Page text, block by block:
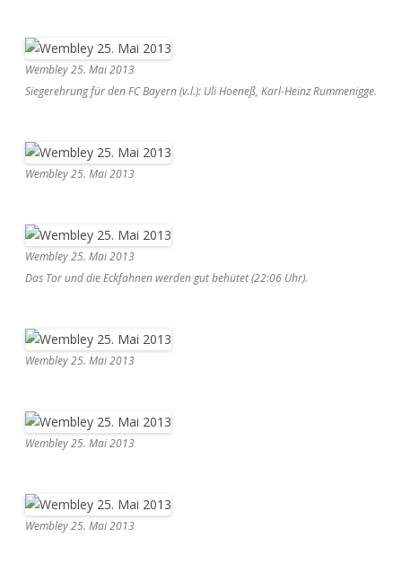
Wembley 25. Mai 2013
Siegerehrung für den FC Bayern (v.l.): Uli Hoeneß, Karl-Heinz Rummenigge.
Wembley 25. Mai 2013
Wembley 25. Mai 2013
Das Tor und die Eckfahnen werden gut behütet (22:06 Uhr).
Wembley 25. Mai 2013
Wembley 25. Mai 2013
Wembley 25. Mai 2013